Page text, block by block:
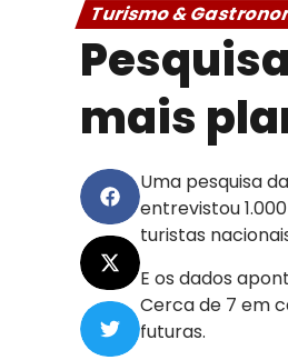
Turismo &
mais
Uma pesquisa
entrevistou
turistas
E os dados
Cerca de 7 em
futuras.